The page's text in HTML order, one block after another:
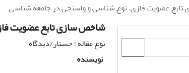
عضویت فازی، نوع شناسی و واسنجی در جامعه شناسی
شاخص سازی تابع عضویت
نوع مقاله : جستار/دیدگاه
نویسنده